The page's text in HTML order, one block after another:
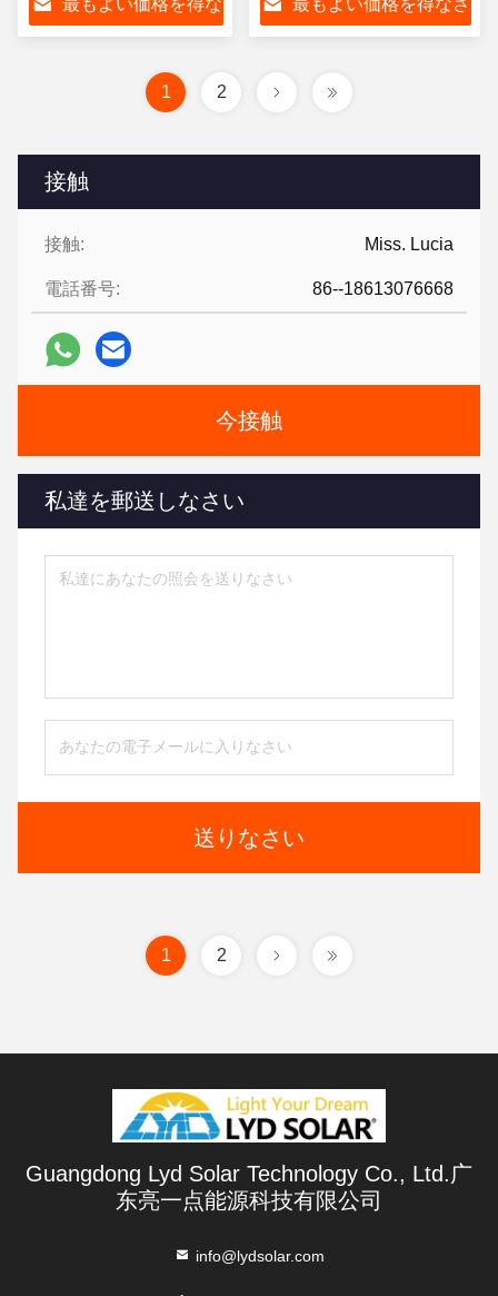
接触
接触: Miss. Lucia
電話番号: 86--18613076668
今接触
私達を郵送しなさい
送りなさい
最もよい価格を得な
最もよい価格を得なさ
1 2
1 2
Guangdong Lyd Solar Technology Co., Ltd.广
东亮一点能源科技有限公司
info@lydsolar.com